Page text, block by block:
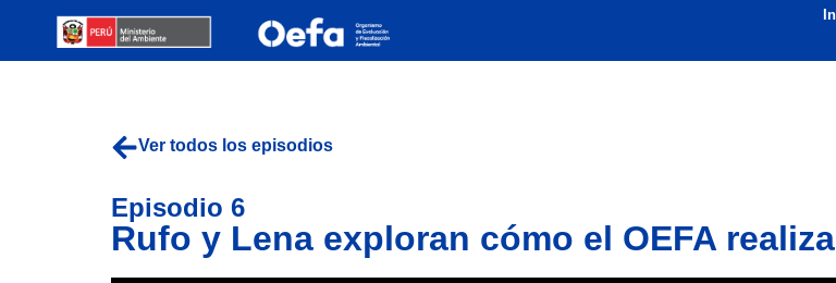
Ver todos los episodios
Episodio 6
Rufo y Lena exploran cómo el OEFA